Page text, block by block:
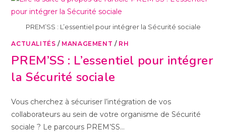
PREM’SS : L’essentiel pour intégrer la Sécurité sociale
ACTUALITÉS / MANAGEMENT / RH
PREM’SS : L’essentiel pour intégrer
la Sécurité sociale
Vous cherchez à sécuriser l’intégration de vos
collaborateurs au sein de votre organisme de Sécurité
sociale ? Le parcours PREM’SS…